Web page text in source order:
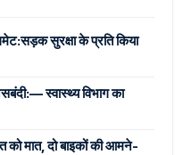
सुरक्षा के प्रति किया
स्वास्थ्य विभाग का
को मात, दो बाइकों की आमने-